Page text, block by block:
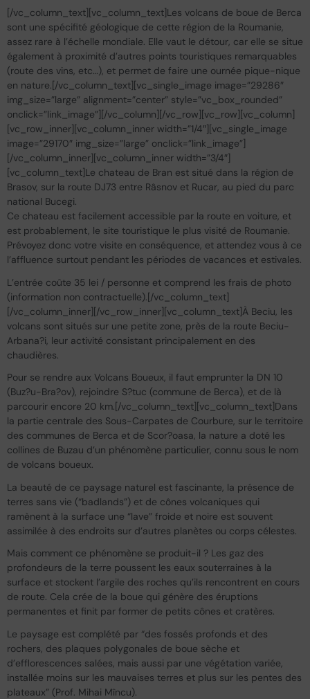
[/vc_column_text][vc_column_text]Les volcans de boue de Berca
sont une spécifité géologique de cette région de la Roumanie,
assez rare à l’échelle mondiale. Elle vaut le détour, car elle se situe
également à proximité d’autres points touristiques remarquables
(route des vins, etc…), et permet de faire une ournée pique-nique
en nature.[/vc_column_text][vc_single_image image=”29286″
img_size=”large” alignment=”center” style=”vc_box_rounded”
onclick=”link_image”][/vc_column][/vc_row][vc_row][vc_column]
[vc_row_inner][vc_column_inner width=”1/4″][vc_single_image
image=”29170″ img_size=”large” onclick=”link_image”]
[/vc_column_inner][vc_column_inner width=”3/4″]
[vc_column_text]Le chateau de Bran est situé dans la région de
Brasov, sur la route DJ73 entre Râsnov et Rucar, au pied du parc
national Bucegi.
Ce chateau est facilement accessible par la route en voiture, et
est probablement, le site touristique le plus visité de Roumanie.
Prévoyez donc votre visite en conséquence, et attendez vous à ce
l’affluence surtout pendant les périodes de vacances et estivales.
L’entrée coûte 35 lei / personne et comprend les frais de photo
(information non contractuelle).[/vc_column_text]
[/vc_column_inner][/vc_row_inner][vc_column_text]À Beciu, les
volcans sont situés sur une petite zone, près de la route Beciu-
Arbana?i, leur activité consistant principalement en des
chaudières.
Pour se rendre aux Volcans Boueux, il faut emprunter la DN 10
(Buz?u-Bra?ov), rejoindre S?tuc (commune de Berca), et de là
parcourir encore 20 km.[/vc_column_text][vc_column_text]Dans
la partie centrale des Sous-Carpates de Courbure, sur le territoire
des communes de Berca et de Scor?oasa, la nature a doté les
collines de Buzau d’un phénomène particulier, connu sous le nom
de volcans boueux.
La beauté de ce paysage naturel est fascinante, la présence de
terres sans vie (“badlands”) et de cônes volcaniques qui
ramènent à la surface une “lave” froide et noire est souvent
assimilée à des endroits sur d’autres planètes ou corps célestes.
Mais comment ce phénomène se produit-il ? Les gaz des
profondeurs de la terre poussent les eaux souterraines à la
surface et stockent l’argile des roches qu’ils rencontrent en cours
de route. Cela crée de la boue qui génère des éruptions
permanentes et finit par former de petits cônes et cratères.
Le paysage est complété par “des fossés profonds et des
rochers, des plaques polygonales de boue sèche et
d’efflorescences salées, mais aussi par une végétation variée,
installée moins sur les mauvaises terres et plus sur les pentes des
plateaux” (Prof. Mihai Mîncu).